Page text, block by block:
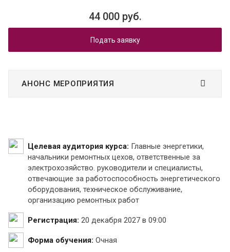
44 000 руб.
Подать заявку
АНОНС МЕРОПРИЯТИЯ
Целевая аудитория курса: Главные энергетики,
начальники ремонтных цехов, ответственные за
электрохозяйство. руководители и специалисты,
отвечающие за работоспособность энергетического
оборудования, техническое обслуживание,
организацию ремонтных работ
Регистрация: 20 декабря 2027 в 09:00
Форма обучения: Очная